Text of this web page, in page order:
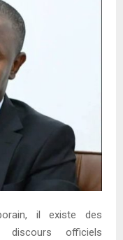
il existe des
discours officiels